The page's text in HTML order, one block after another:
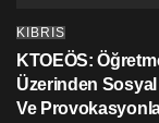
KIBRIS
KTOEÖS:
Üzerinden Sosyal
Ve